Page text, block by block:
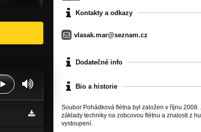
Kontakty a odkazy
vlasak.mar@seznam.cz
Dodatečné info
Bio a historie
Soubor Pohádková flétna byl založen v říjnu
základy techniky na zobcovou flétnu a znalosti z
vystoupení.